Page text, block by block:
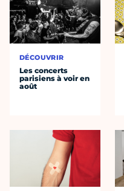
DÉCOUVRIR
Les concerts
parisiens à voir en
août